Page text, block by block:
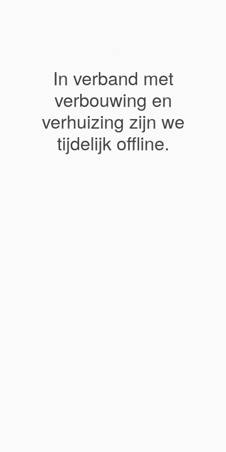
In verband met
verbouwing en
verhuizing zijn we
tijdelijk offline.